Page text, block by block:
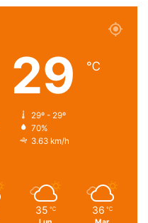
29 ℃
29º - 29º
70%
3.63 km/h
35 ℃ 36 ℃